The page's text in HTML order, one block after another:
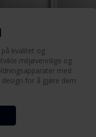
KF 3326-90 N
Produktbilde KF 3326-90 N
Hent utvalgt
kvalitet og
miljøvennlige og
med
for å gjøre dem